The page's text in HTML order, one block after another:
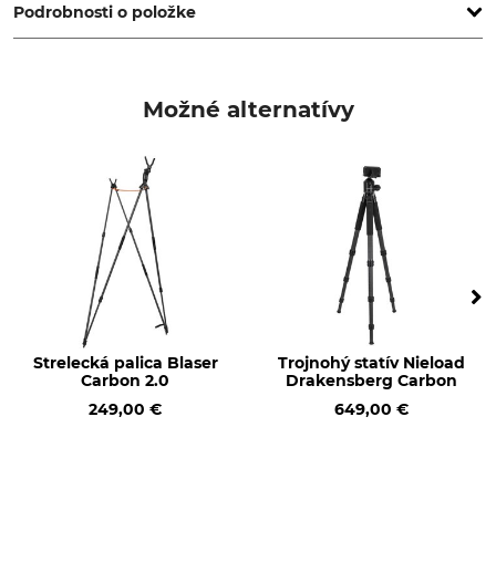
Podrobnosti o položke
Poľovačka na poli
Možné alternatívy
Strelecká palica Blaser
Carbon 2.0
249,00 €
Trojnohý statív Nieload
Drakensberg Carbon
649,00 €